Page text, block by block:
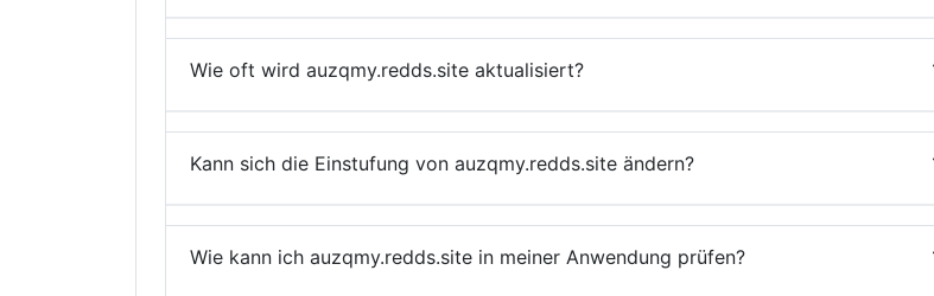
Wie oft wird auzqmy.redds.site aktualisiert?
Kann sich die Einstufung von auzqmy.redds.site ändern?
Wie kann ich auzqmy.redds.site in meiner Anwendung prüfen?